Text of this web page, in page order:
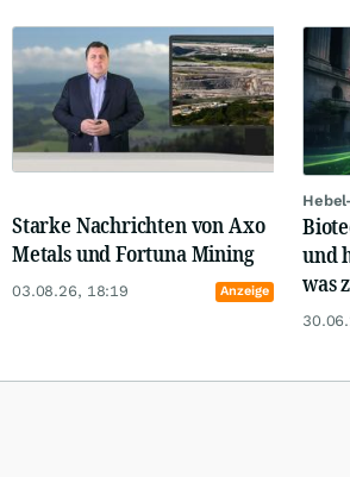
Starke Nachrichten von Axo
Metals und Fortuna Mining
03.08.26, 18:19 Anzeige
und
was